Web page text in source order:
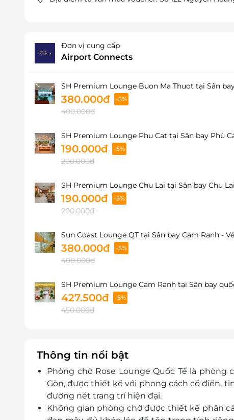
Đơn vị cung cấp
Airport Connects
SH Premium Lounge Buon Ma Thuot tại Sân
380.000đ -5%
400.000đ
SH Premium Lounge Phu Cat tại Sân bay Phù
190.000đ -5%
200.000đ
SH Premium Lounge Chu Lai tại Sân bay Chu
190.000đ -5%
200.000đ
Sun Coast Lounge QT tại Sân bay Cam Ranh -
380.000đ -5%
400.000đ
SH Premium Lounge Cam Ranh tại Sân bay
427.500đ -5%
450.000đ
Thông tin nổi bật
Phòng chờ Rose Lounge Quốc Tế là
Gòn, được thiết kế với phong cách cổ điển,
đường nét trang trí hiện đại.
Không gian phòng chờ được thiết kế phân